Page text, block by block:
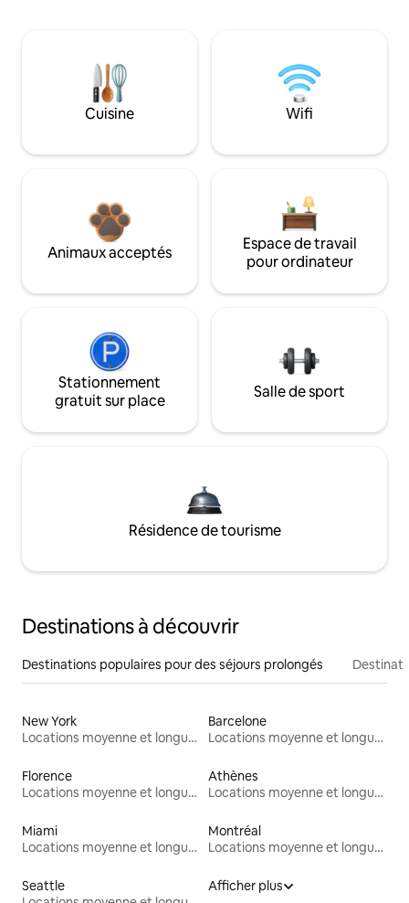
Cuisine Wifi
Animaux acceptés
Espace de travail
pour ordinateur
Stationnement
gratuit sur place
Salle de sport
Résidence de tourisme
Destinations à découvrir
Destinations populaires pour des séjours prolongés
New York
Locations moyenne et longue durée
Barcelone
Locations moyenne et longue durée
Florence
Locations moyenne et longue durée
Athènes
Locations moyenne et longue durée
Miami
Locations moyenne et longue durée
Montréal
Locations moyenne et longue durée
Seattle
Afficher plus